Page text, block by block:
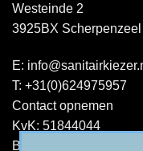
Westeinde 2
3925BX Scherpenzeel
E:
T: +31(0)624975957
Contact opnemen
KvK: 51844044
BTW-ID :